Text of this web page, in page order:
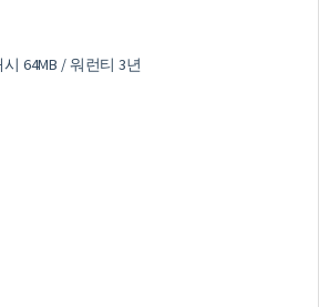
시 64MB / 워런티 3년